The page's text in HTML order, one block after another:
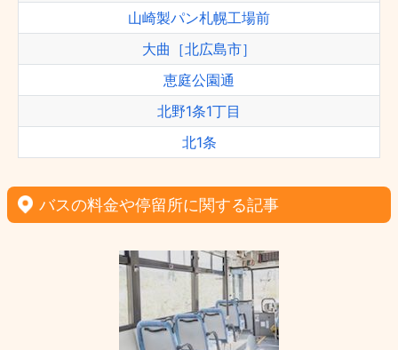
山崎製パン札幌工場前
大曲［北広島市］
恵庭公園通
北野1条1丁目
北1条
バスの料金や停留所に関する記事